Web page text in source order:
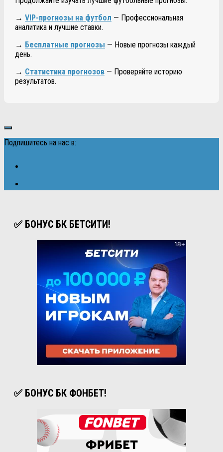
→ VIP-прогнозы на футбол — Профессиональная
аналитика и лучшие ставки.
→ Бесплатные прогнозы — Новые прогнозы каждый
день.
→ Статистика прогнозов — Проверяйте историю
результатов.
Подпишитесь на нас в:
✅ БОНУС БК БЕТСИТИ!
✅ БОНУС БК ФОНБЕТ!